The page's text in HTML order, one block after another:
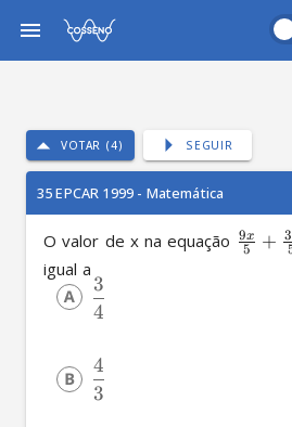
VOTAR (4) SEGUIR
35 EPCAR 1999 - Matemática
O valor de x na equação 5
9x + 3
igual a
4
3
3
4